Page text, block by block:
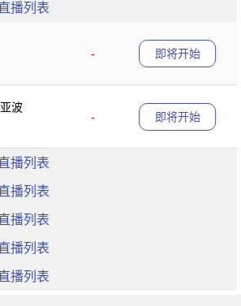
播列表
-
即将开始
波
-
即将开始
播列表
播列表
播列表
播列表
播列表